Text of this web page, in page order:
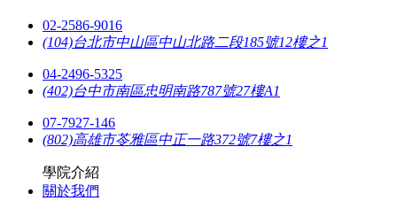
02-2586-9016
(104)台北市中山區中山北路二段185號12樓之1
04-2496-5325
(402)台中市南區忠明南路787號27樓A1
07-7927-146
(802)高雄市苓雅區中正一路372號7樓之1
學院介紹
關於我們